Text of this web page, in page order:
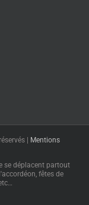
|
Mentions
se déplacent partout
fêtes de